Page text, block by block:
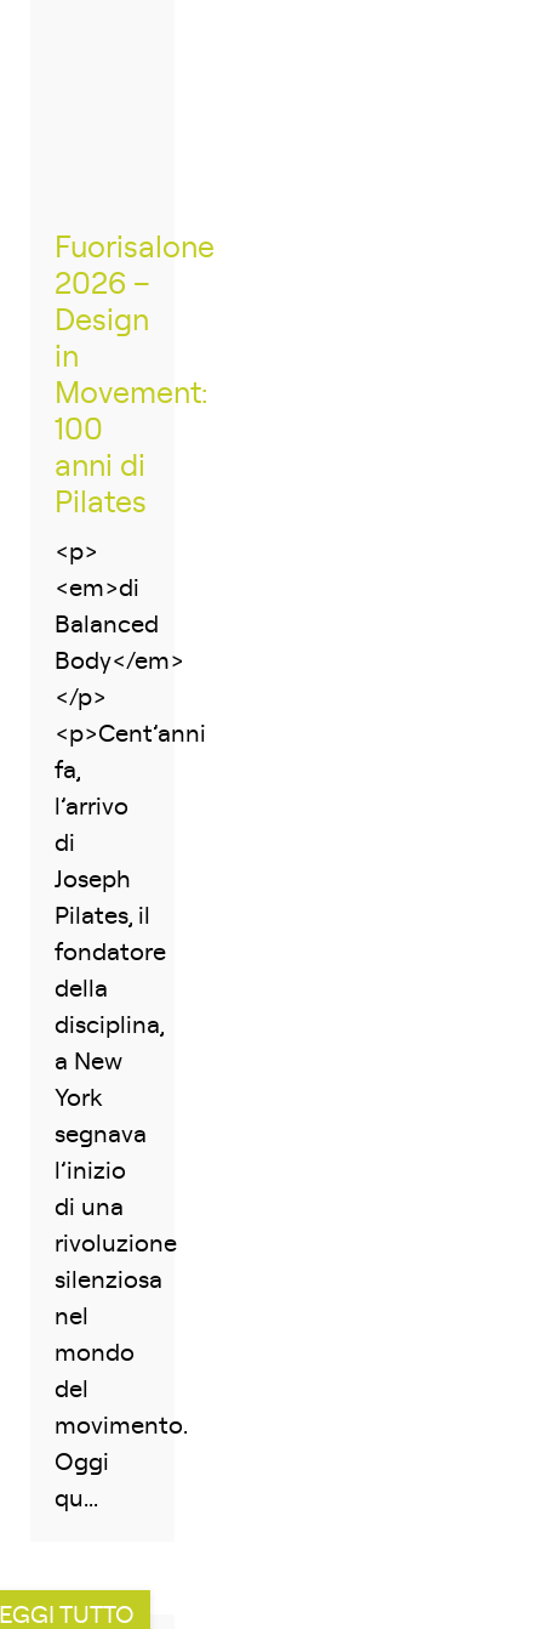
Fuorisalone
2026 –
Design
in
Movement:
100
anni di
Pilates
<p>
<em>di
Balanced
Body</em>
</p>
<p>Cent’anni
fa,
l’arrivo
di
Joseph
Pilates, il
fondatore
della
disciplina,
a New
York
segnava
l’inizio
di una
rivoluzione
silenziosa
nel
mondo
del
movimento.
Oggi
qu...
TUTTO